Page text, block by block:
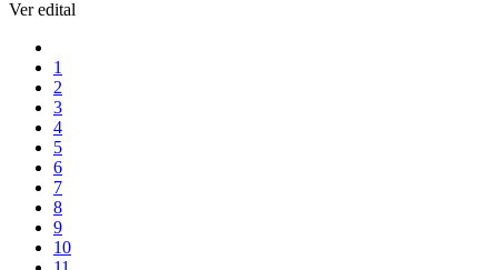
Ver edital
1
2
3
4
5
6
7
8
9
10